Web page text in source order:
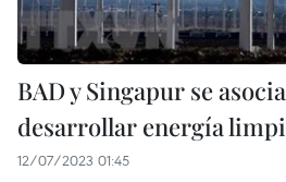
BAD y Singapur se
desarrollar energía
12/07/2023 01:45